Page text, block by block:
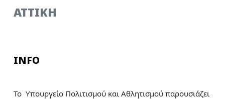
ATTIKH
INFO
To Υπουργείο Πολιτισμού και Αθλητισμού παρουσιάζει